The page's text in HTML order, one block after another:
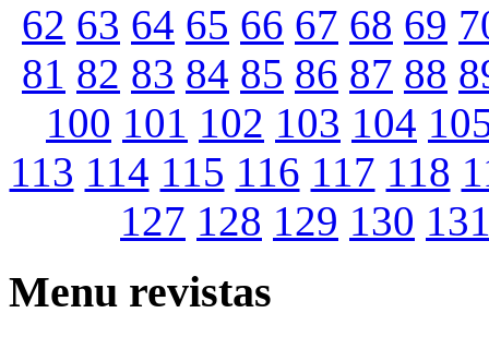
62 63 64 65 66 67 68 69
81 82 83 84 85 86 87 88
100 101 102 103 104
113 114 115 116 117 118
127 128 129 130
Menu revistas